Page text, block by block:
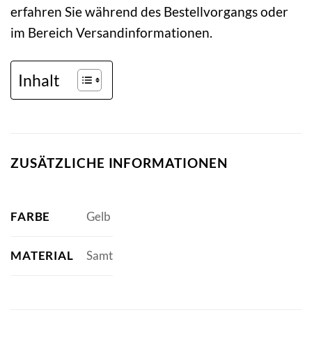
erfahren Sie während des Bestellvorgangs oder
im Bereich Versandinformationen.
Inhalt
ZUSÄTZLICHE INFORMATIONEN
FARBE Gelb
MATERIAL Samt